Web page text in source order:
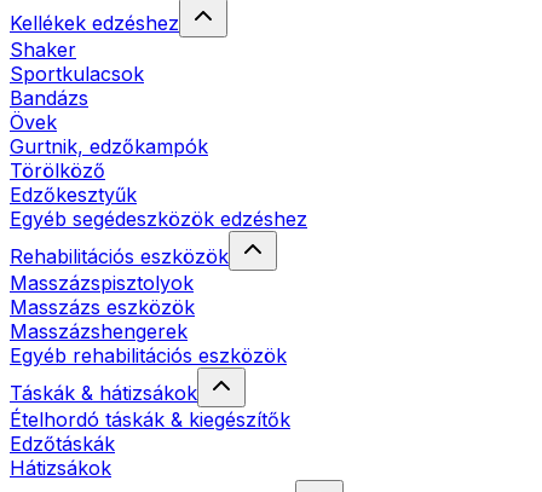
Kellékek edzéshez
Shaker
Sportkulacsok
Bandázs
Övek
Gurtnik, edzőkampók
Törölköző
Edzőkesztyűk
Egyéb segédeszközök edzéshez
Rehabilitációs eszközök
Masszázspisztolyok
Masszázs eszközök
Masszázshengerek
Egyéb rehabilitációs eszközök
Táskák & hátizsákok
Ételhordó táskák & kiegészítők
Edzőtáskák
Hátizsákok